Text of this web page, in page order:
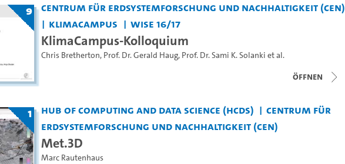
9
Centrum für Erdsystemforschung und Nachhaltigkeit (CEN)
KlimaCampus
WiSe 16/17
KlimaCampus-Kolloquium
Chris Bretherton, Prof. Dr. Gerald Haug, Prof. Dr. Sami K. Solanki et al.
Öffnen
1 Hub of Computing and Data Science (HCDS)
Centrum für
Erdsystemforschung und Nachhaltigkeit (CEN)
Met.3D
Marc Rautenhaus